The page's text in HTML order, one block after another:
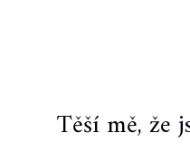
Těší mě, že